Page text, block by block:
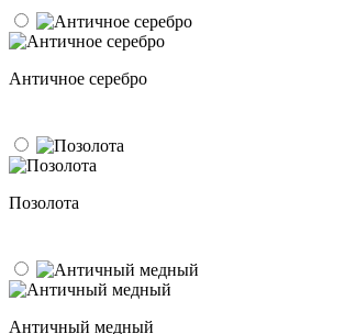
Античное серебро
Позолота
Античный медный